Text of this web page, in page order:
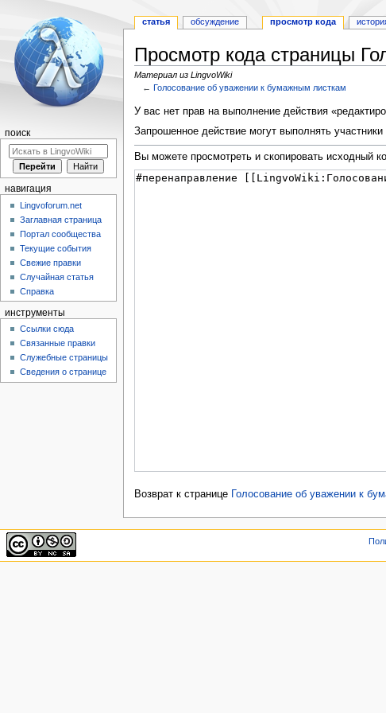
Просмотр кода страницы
Материал из LingvoWiki
← Голосование об уважении к бумажным листкам
Перейти
к
Перейти
к
У вас нет прав на выполнение действия
Запрошенное действие могут выполнять участники
Вы можете просмотреть и скопировать исходный
Возврат к странице Голосование об уважении к
статья обсуждение просмотр кода
поиск
навигация
Lingvoforum.net
Заглавная страница
Портал сообщества
Текущие события
Свежие правки
Случайная статья
Справка
инструменты
Ссылки сюда
Связанные правки
Служебные страницы
Сведения о странице